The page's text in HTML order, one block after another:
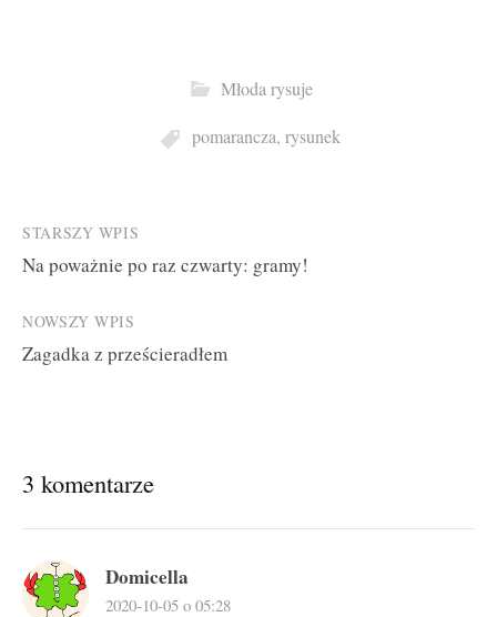
Młoda rysuje
pomarancza, rysunek
Post
navigation
STARSZY WPIS
Na poważnie po raz czwarty: gramy!
NOWSZY WPIS
Zagadka z prześcieradłem
3 komentarze
Domicella
2020-10-05 o 05:28